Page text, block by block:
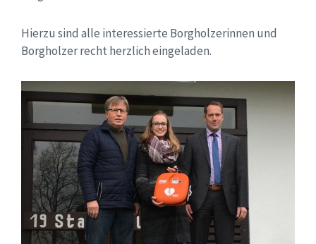
Hierzu sind alle interessierte Borgholzerinnen und
Borgholzer recht herzlich eingeladen.